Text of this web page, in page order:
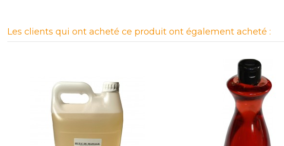
Les clients qui ont acheté ce produit ont également acheté :